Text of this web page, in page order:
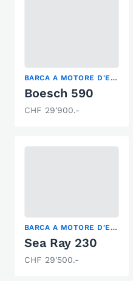
BARCA A MOTORE D'EPOCA, MOTOSCAFO
Boesch 590
CHF 29'900.-
BARCA A MOTORE D'EPOCA, MOTOSCAFO, YACHT A MOTORE
Sea Ray 230
CHF 29'500.-